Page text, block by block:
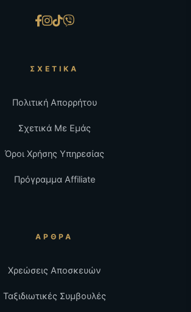
ΣΧΕΤΙΚΆ
Πολιτική Απορρήτου
Σχετικά Με Εμάς
Όροι Χρήσης Υπηρεσίας
Πρόγραμμα Affiliate
ΆΡΘΡΑ
Χρεώσεις Αποσκευών
Ταξιδιωτικές Συμβουλές